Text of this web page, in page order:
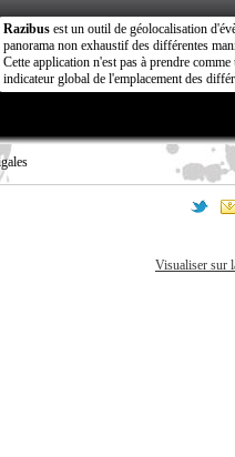
Razibus est un outil de géolocalisation
panorama non exhaustif des différentes
Cette application n'est pas à prendre
indicateur global de l'emplacement des
Visualiser sur